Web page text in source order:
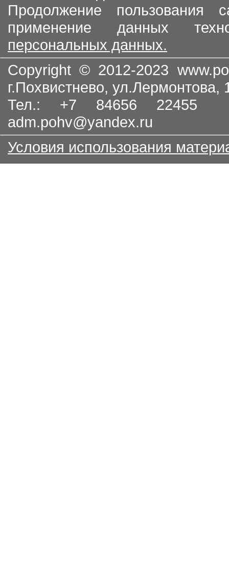
Продолжение пользования
применение данных
персональных данных.
Copyright © 2012-2023
г.Похвистнево, ул.Лермонтова,
Тел.: +7 84656
adm.pohv@yandex.ru
Условия использования